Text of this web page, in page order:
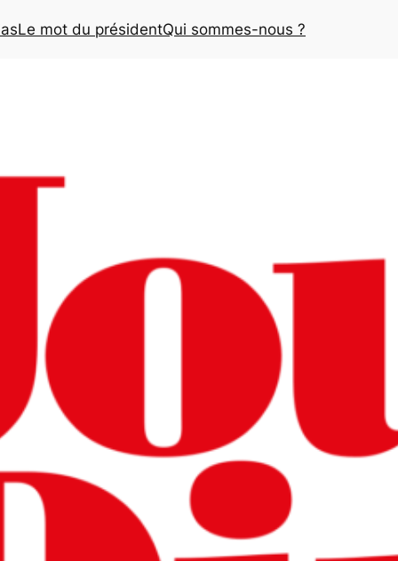
Le mot du présidentQui sommes-nous ?